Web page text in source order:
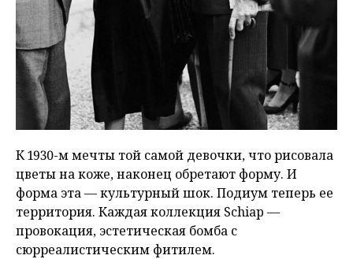
К 1930-м мечты той самой девочки, что рисовала
цветы на коже, наконец обретают форму. И
форма эта — культурный шок. Подиум теперь ее
территория. Каждая коллекция Schiap —
провокация, эстетическая бомба с
сюрреалистическим фитилем.